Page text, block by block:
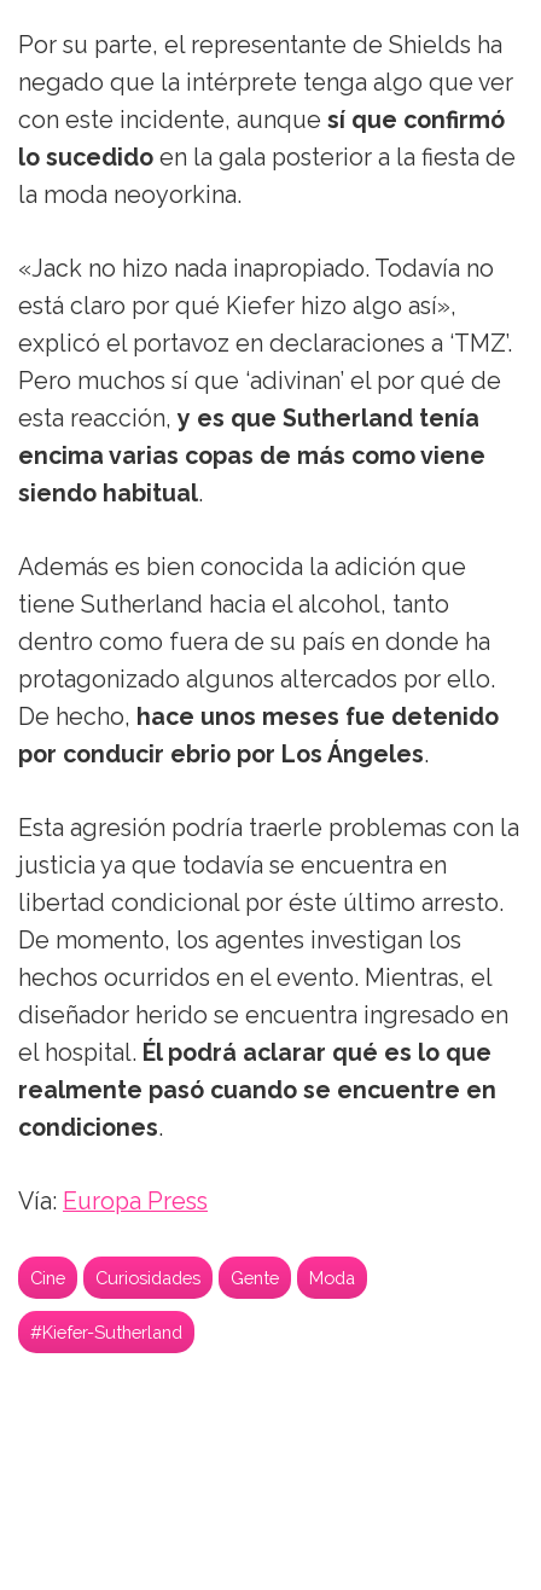
Por su parte, el representante de Shields ha
negado que la intérprete tenga algo que ver
con este incidente, aunque sí que confirmó
lo sucedido en la gala posterior a la fiesta de
la moda neoyorkina.
«Jack no hizo nada inapropiado. Todavía no
está claro por qué Kiefer hizo algo así»,
explicó el portavoz en declaraciones a ‘TMZ’.
Pero muchos sí que ‘adivinan’ el por qué de
esta reacción, y es que Sutherland tenía
encima varias copas de más como viene
siendo habitual.
Además es bien conocida la adición que
tiene Sutherland hacia el alcohol, tanto
dentro como fuera de su país en donde ha
protagonizado algunos altercados por ello.
De hecho, hace unos meses fue detenido
por conducir ebrio por Los Ángeles.
Esta agresión podría traerle problemas con la
justicia ya que todavía se encuentra en
libertad condicional por éste último arresto.
De momento, los agentes investigan los
hechos ocurridos en el evento. Mientras, el
diseñador herido se encuentra ingresado en
el hospital. Él podrá aclarar qué es lo que
realmente pasó cuando se encuentre en
condiciones.
Vía: Europa Press
Cine Curiosidades Gente Moda
#Kiefer-Sutherland